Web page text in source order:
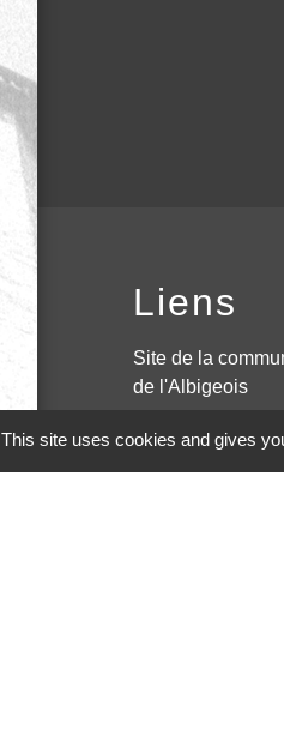
Liens
Site de la
de l'Albigeois
Site de la région
This site uses cookies and gives